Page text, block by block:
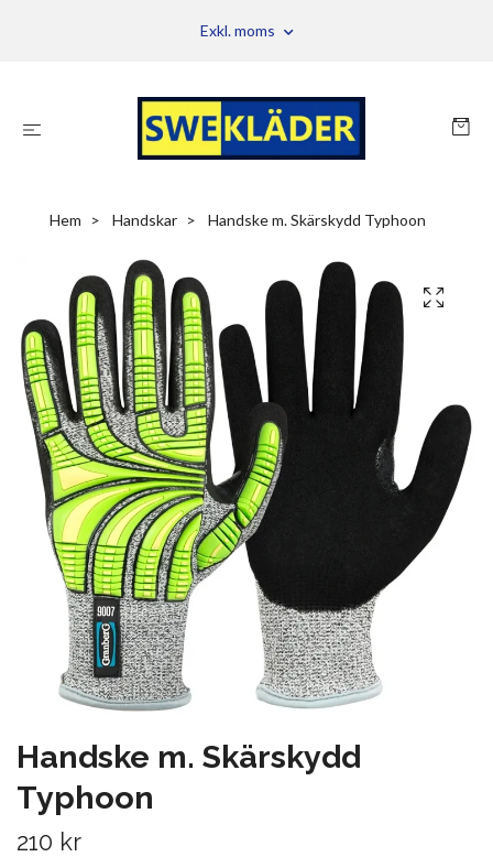
Exkl. moms
Hem Handskar Handske m. Skärskydd Typhoon
Handske m. Skärskydd
Typhoon
210 kr